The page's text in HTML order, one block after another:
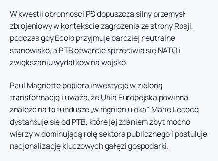
W kwestii obronności PS dopuszcza silny przemysł
zbrojeniowy w kontekście zagrożenia ze strony Rosji,
podczas gdy Ecolo przyjmuje bardziej neutralne
stanowisko, a PTB otwarcie sprzeciwia się NATO i
zwiększaniu wydatków na wojsko.
Paul Magnette popiera inwestycje w zieloną
transformację i uważa, że Unia Europejska powinna
znaleźć na to fundusze „w mgnieniu oka”. Marie Lecocq
dystansuje się od PTB, które jej zdaniem zbyt mocno
wierzy w dominującą rolę sektora publicznego i postuluje
nacjonalizację kluczowych gałęzi gospodarki.